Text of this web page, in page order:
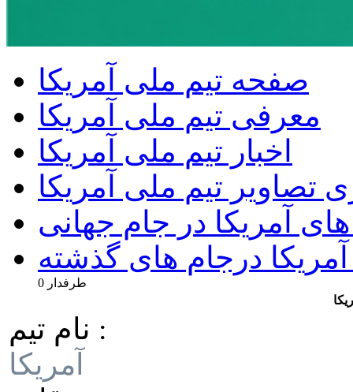
صفحه تیم ملی آمریکا
معرفی تیم ملی آمریکا
اخبار تیم ملی آمریکا
تصاویر تیم ملی آمریکا
آمریکا در جام جهانی
آمریکا درجام های گذشته
0 طرفدار
نام تیم :